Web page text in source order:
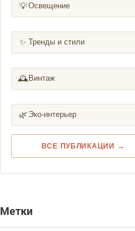
💡Освещение
✨ Тренды и стили
🕰️ Винтаж
🌿 Эко-интерьер
ВСЕ ПУБЛИКАЦИИ →
Метки